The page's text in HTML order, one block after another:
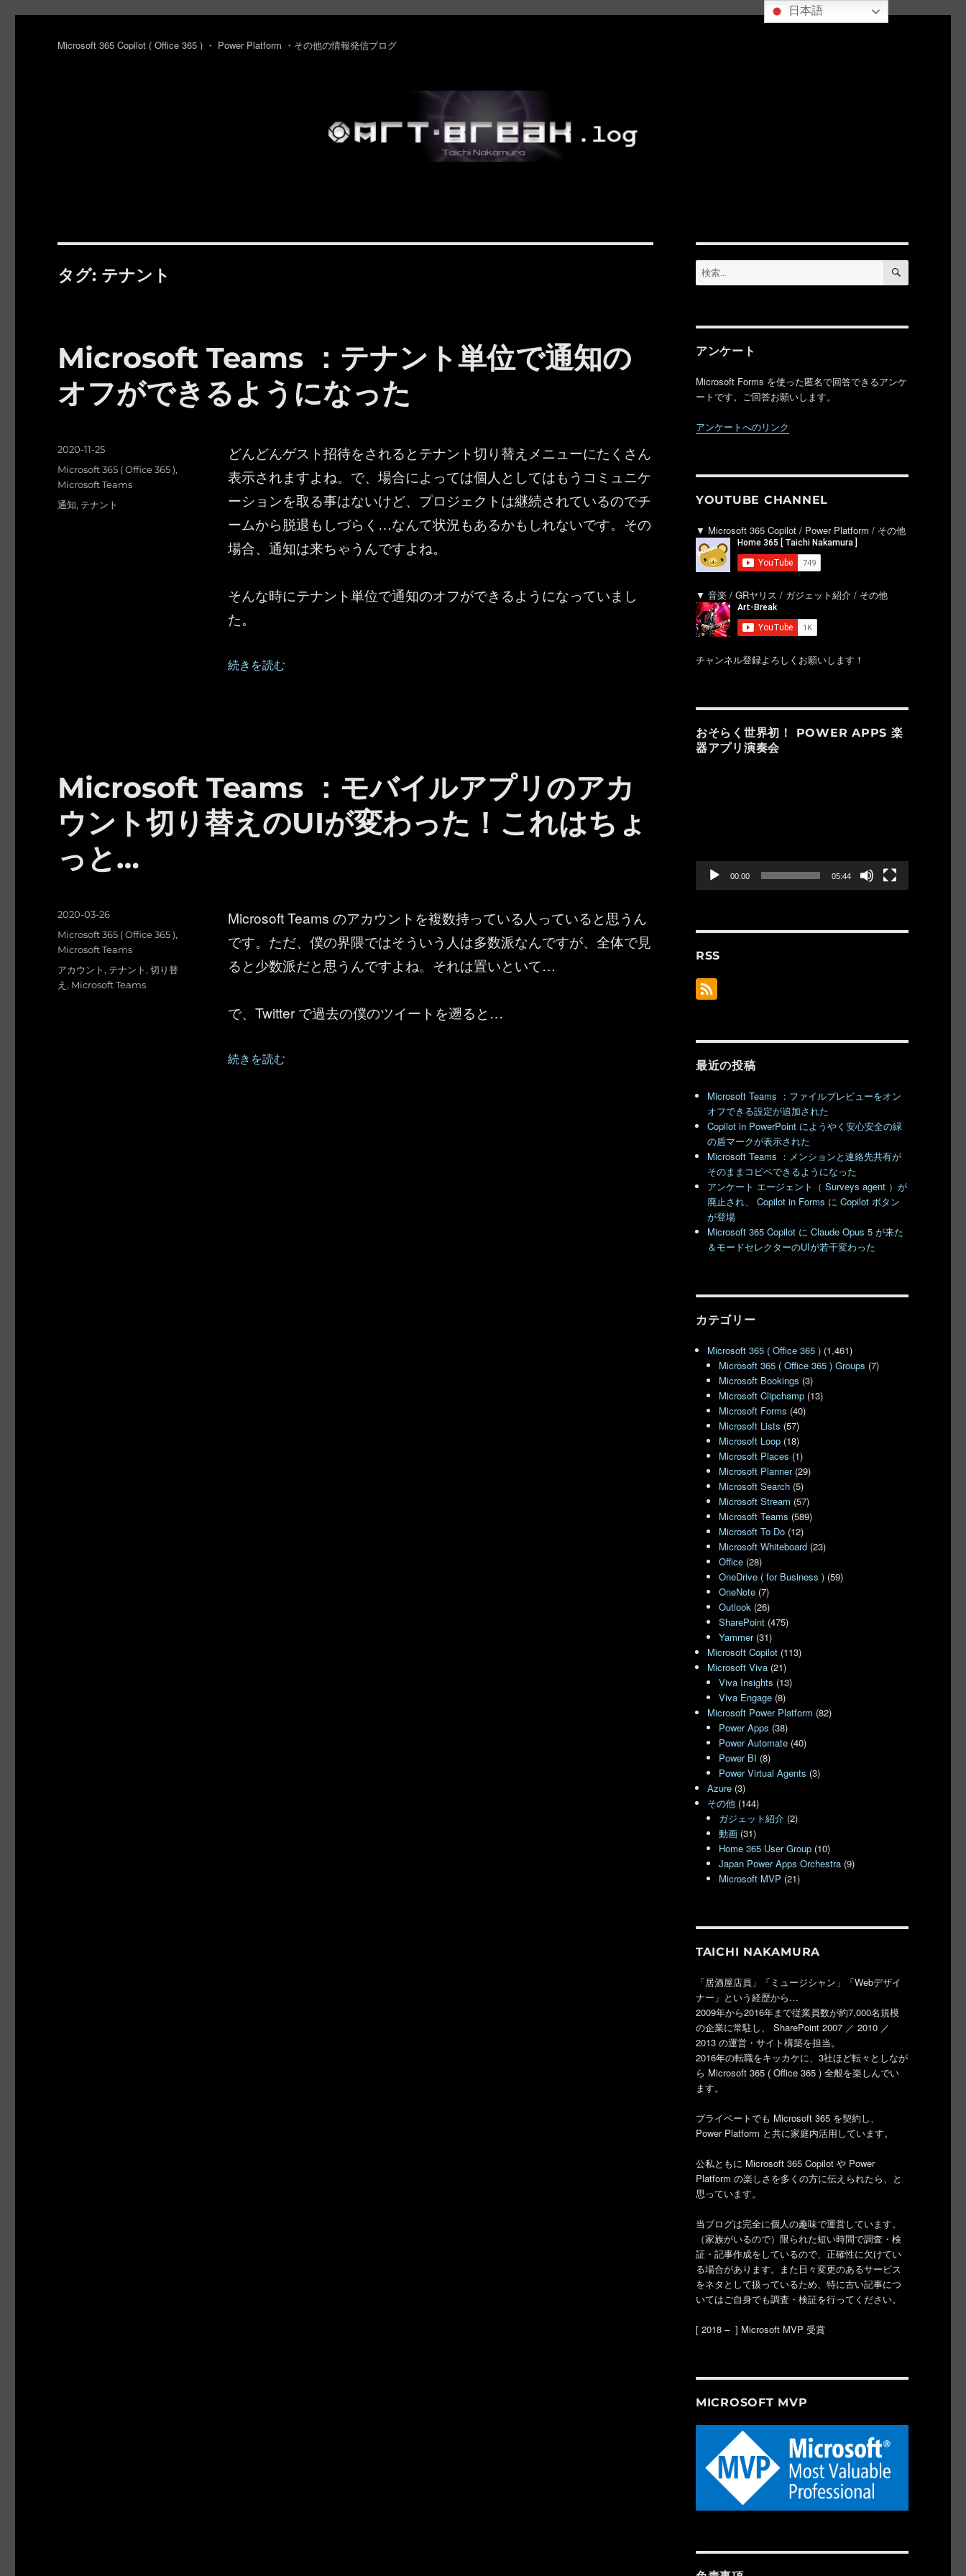
Microsoft 365 Copilot ( Office 365 ) ・ Power Platform ・その他の情報発信ブログ
タグ: テナント
Microsoft Teams ：テナント単位で通知の
オフができるようになった
どんどんゲスト招待をされるとテナント切り替えメニューにたくさん
表示されますよね。で、場合によっては個人としてはもうコミュニケ
ーションを取る事はないけど、プロジェクトは継続されているのでチ
ームから脱退もしづらく…なんて状況もあるかもしれないです。その
場合、通知は来ちゃうんですよね。
そんな時にテナント単位で通知のオフができるようになっていまし
た。
“Microsoft Teams ：テナント単位で通知のオフができるようになった” の
続きを読む
投
日:
2020-11-25
カ
テ
ゴ
Microsoft 365 ( Office 365 ),
Microsoft Teams
タ
通知, テナント
Microsoft Teams ：モバイルアプリのアカ
ウント切り替えのUIが変わった！これはちょ
っと…
Microsoft Teams のアカウントを複数持っている人っていると思うん
です。ただ、僕の界隈ではそういう人は多数派なんですが、全体で見
ると少数派だと思うんですよね。それは置いといて…
で、Twitter で過去の僕のツイートを遡ると…
“Microsoft Teams ：モバイルアプリのアカウント切り替えのUIが変わった！これはちょっと…” の
続きを読む
投
日:
2020-03-26
カ
テ
リ
Microsoft 365 ( Office 365 ),
Microsoft Teams
タ
グ
アカウント , テナント ,切り替
え , Microsoft Teams
検
索:
検
アンケート
Microsoft Forms を使った匿名で回答できるアンケ
ートです。ご回答お願いします。
アンケートへのリンク
YOUTUBE CHANNEL
▼ Microsoft 365 Copilot / Power Platform / その他
▼ 音楽 / GRヤリス / ガジェット紹介 / その他
チャンネル登録よろしくお願いします！
おそらく世界初！ POWER APPS 楽
器アプリ演奏会
00:00 05:44
RSS
最近の投稿
Microsoft Teams ：ファイルプレビューをオン
オフできる設定が追加された
Copilot in PowerPoint にようやく安心安全の緑
の盾マークが表示された
Microsoft Teams ：メンションと連絡先共有が
そのままコピペできるようになった
アンケート エージェント（ Surveys agent ）が
廃止され、 Copilot in Forms に Copilot ボタン
が登場
Microsoft 365 Copilot に Claude Opus 5 が来た
＆モードセレクターのUIが若干変わった
カテゴリー
Microsoft 365 ( Office 365 ) (1,461)
Microsoft 365 ( Office 365 ) Groups (7)
Microsoft Bookings (3)
Microsoft Clipchamp (13)
Microsoft Forms (40)
Microsoft Lists (57)
Microsoft Loop (18)
Microsoft Places (1)
Microsoft Planner(29)
Microsoft Search (5)
Microsoft Stream (57)
Microsoft Teams (589)
Microsoft To Do (12)
Microsoft Whiteboard (23)
Office (28)
OneDrive ( for Business ) (59)
OneNote (7)
Outlook (26)
SharePoint (475)
Yammer(31)
Microsoft Copilot (113)
Microsoft Viva (21)
Viva Insights (13)
Viva Engage (8)
Microsoft Power Platform (82)
Power Apps (38)
Power Automate (40)
Power BI (8)
Power Virtual Agents (3)
Azure (3)
その他 (144)
ガジェット紹介 (2)
動画 (31)
Home 365 User Group (10)
Japan Power Apps Orchestra (9)
Microsoft MVP (21)
TAICHI NAKAMURA
「居酒屋店員」「ミュージシャン」「Webデザイ
ナー」という経歴から…
2009年から2016年まで従業員数が約7,000名規模
の企業に常駐し、 SharePoint 2007 ／ 2010 ／
2013 の運営・サイト構築を担当。
2016年の転職をキッカケに、3社ほど転々としなが
ら Microsoft 365 ( Office 365 ) 全般を楽しんでい
ます。
プライベートでも Microsoft 365 を契約し、
Power Platform と共に家庭内活用しています。
公私ともに Microsoft 365 Copilot や Power
Platform の楽しさを多くの方に伝えられたら、と
思っています。
当ブログは完全に個人の趣味で運営しています。
（家族がいるので）限られた短い時間で調査・検
証・記事作成をしているので、正確性に欠けてい
る場合があります。また日々変更のあるサービス
をネタとして扱っているため、特に古い記事につ
いてはご自身でも調査・検証を行ってください。
[ 2018 – ] Microsoft MVP 受賞
MICROSOFT MVP
日本語